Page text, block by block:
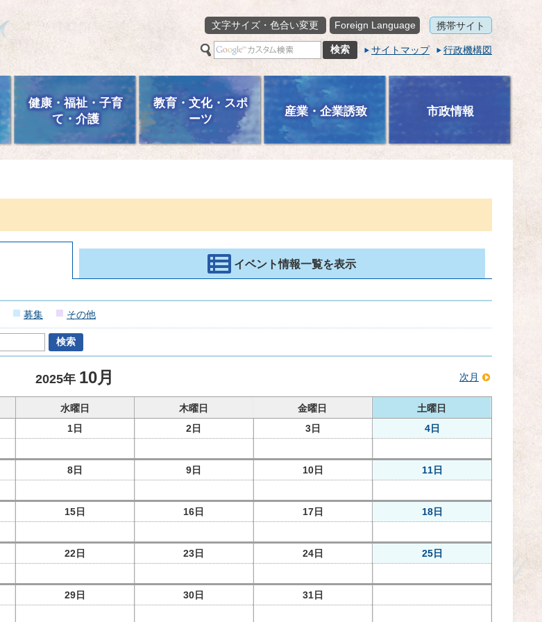
文字サイズ・色合い変更
Foreign Language 携帯サイト
サイトマップ 行政機構図
健康・福祉・子育
て・介護
教育・文化・スポ
ーツ
産業・企業誘致 市政情報
イベント情報一覧を表示
募集 その他
2025年 10月 次月
水曜日 木曜日 金曜日
土曜日
1日
2日 3日 4日
8日 9日 10日 11日
15日 16日 17日 18日
22日 23日 24日 25日
29日 30日 31日